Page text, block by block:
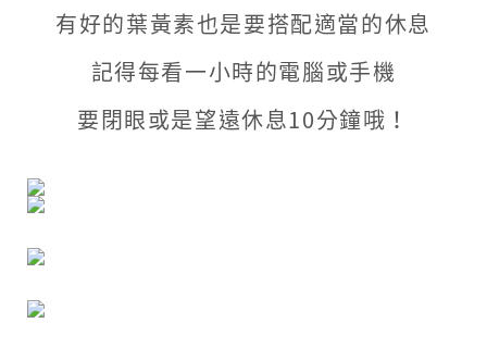
有好的葉黃素也是要搭配適當的休息
記得每看一小時的電腦或手機
要閉眼或是望遠休息10分鐘哦！